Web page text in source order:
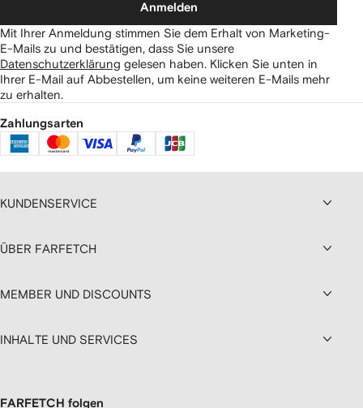
Anmelden
Mit Ihrer Anmeldung stimmen Sie dem Erhalt von Marketing-
E-Mails zu und bestätigen, dass Sie unsere
Datenschutzerklärung gelesen haben. Klicken Sie unten in
Ihrer E-Mail auf Abbestellen, um keine weiteren E-Mails mehr
zu erhalten.
Zahlungsarten
KUNDENSERVICE
ÜBER FARFETCH
MEMBER UND DISCOUNTS
INHALTE UND SERVICES
FARFETCH folgen